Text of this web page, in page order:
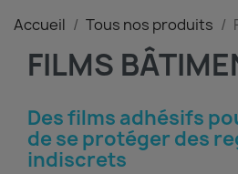
Accueil Tous nos produits
FILMS
Des films adhésifs
de se protéger des
indiscrets